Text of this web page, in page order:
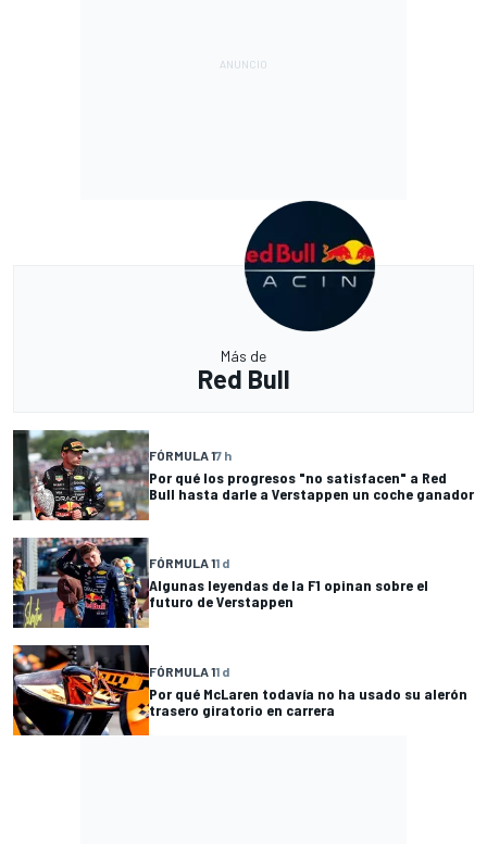
Más de
Red Bull
FÓRMULA 17 h
Por qué los progresos "no satisfacen" a Red
Bull hasta darle a Verstappen un coche ganador
FÓRMULA 11 d
Algunas leyendas de la F1 opinan sobre el
futuro de Verstappen
FÓRMULA 11 d
Por qué McLaren todavía no ha usado su alerón
trasero giratorio en carrera